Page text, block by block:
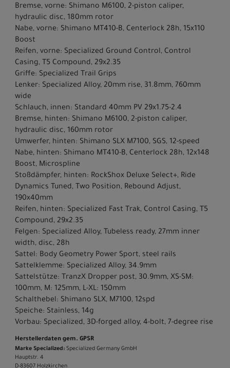
Bremse, vorne: Shimano M6100, 2-piston caliper,
hydraulic disc, 180mm rotor
Nabe, vorne: Shimano MT410-B, Centerlock 28h, 15x110
Boost
Reifen, vorne: Specialized Ground Control, Control
Casing, T5 Compound, 29x2.35
Griffe: Specialized Trail Grips
Lenker: Specialized Alloy, 20mm rise, 31.8mm, 760mm
wide
Schlauch, innen: Standard 40mm PV 29x1.75-2.4
Bremse, hinten: Shimano M6100, 2-piston caliper,
hydraulic disc, 160mm rotor
Umwerfer, hinten: Shimano SLX M7100, SGS, 12-speed
Nabe, hinten: Shimano MT410-B, Centerlock 28h, 12x148
Boost, Microspline
Stoßdämpfer, hinten: RockShox Deluxe Select+, Ride
Dynamics Tuned, Two Position, Rebound Adjust,
190x40mm
Reifen, hinten: Specialized Fast Trak, Control Casing, T5
Compound, 29x2.35
Felgen: Specialized Alloy, Tubeless ready, 27mm inner
width, disc, 28h
Sattel: Body Geometry Power Sport, steel rails
Sattelklemme: Specialized Alloy, 34.9mm
Sattelstütze: TranzX Dropper post, 30.9mm, XS-SM:
100mm, M: 125mm, L-XL: 150mm
Schalthebel: Shimano SLX, M7100, 12spd
Speiche: Stainless, 14g
Vorbau: Specialized, 3D-forged alloy, 4-bolt, 7-degree rise
Herstellerdaten gem. GPSR
Marke Specialized: Specialized Germany GmbH
Hauptstr. 4
D-83607 Holzkirchen